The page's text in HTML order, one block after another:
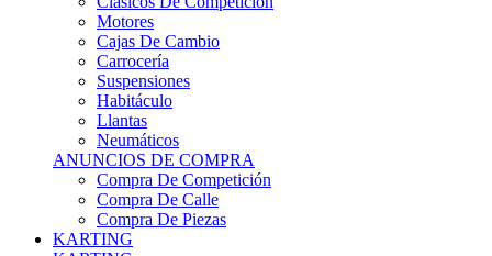
Cajas De Cambio
Carrocería
Suspensiones
Habitáculo
Llantas
Neumáticos
ANUNCIOS DE COMPRA
Compra De Competición
Compra De Calle
Compra De Piezas
KARTING
KARTING
Karts Completos Alevín